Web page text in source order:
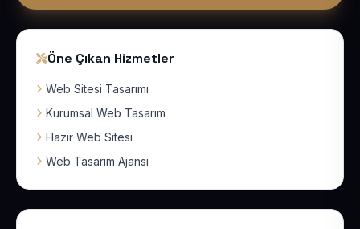
Öne Çıkan Hizmetler
Web Sitesi Tasarımı
Kurumsal Web Tasarım
Hazır Web Sitesi
Web Tasarım Ajansı